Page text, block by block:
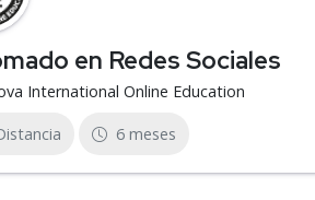
en Redes Sociales
International Online Education
6 meses